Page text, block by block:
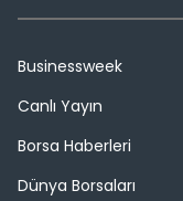
Businessweek
Canlı Yayın
Borsa Haberleri
Dünya Borsaları